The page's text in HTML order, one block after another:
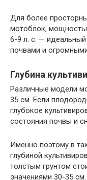
Для более
мотоблок,
6-9 л. с. —
почвами и
Глубина
Различные модели
35 см. Если
глубокое
состояния почвы и
Именно поэтому в
глубиной
толстым грунтом
значениями 30-35 см.